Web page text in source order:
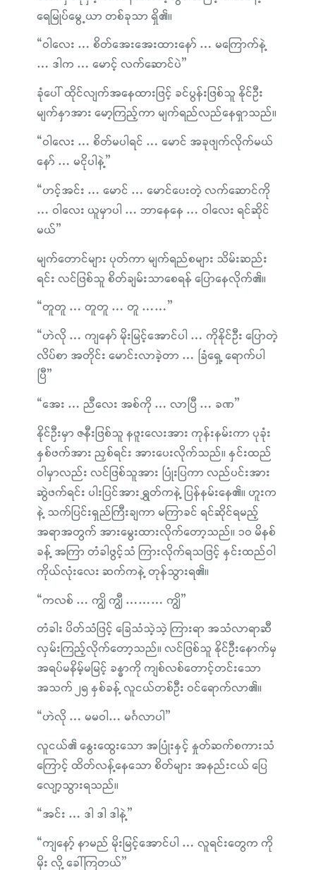
ရေမြုပ်မွေ့ယာ တစ်ခုသာ ရှိ၏။
“ဝါလေး … စိတ်အေးအေးထားနော် … မကြောက်နဲ့
… ဒါက … မောင့် လက်ဆောင်ပဲ”
ခုံပေါ် ထိုင်လျက်အနေထားဖြင့် ခင်ပွန်းဖြစ်သူ နိုင်ဦး
မျက်နှာအား မော့ကြည့်ကာ မျက်ရည်လည်နေရှာသည်။
“ဝါလေး … စိတ်မပါရင် … မောင် အခုဖျက်လိုက်မယ်
နော် … မငိုပါနဲ့”
“ဟင့်အင်း … မောင် … မောင်ပေးတဲ့ လက်ဆောင်ကို
… ဝါလေး ယူမှာပါ … ဘာနေနေ … ဝါလေး ရင်ဆိုင်
မယ်”
မျက်တောင်များ ပုတ်ကာ မျက်ရည်စများ သိမ်းဆည်း
ရင်း လင်ဖြစ်သူ စိတ်ချမ်းသာစေရန် ပြောနေလိုက်၏။
“တူတူ … တူတူ … တူ ……”
“ဟဲလို … ကျနော် မိုးမြင့်အောင်ပါ … ကိုနိုင်ဦး ပြောတဲ့
လိပ်စာ အတိုင်း မောင်းလာခဲ့တာ … ခြံရှေ့ ရောက်ပါ
ပြီ”
“အေး … ညီလေး အစ်ကို … လာပြီ … ခဏ”
နိုင်ဦးမှာ ဇနီးဖြစ်သူ နဖူးလေးအား ကုန်းနမ်းကာ ပုခုံး
နှစ်ဖက်အား ညှစ်ရင်း အားပေးလိုက်သည်။ နှင်းထည်
ဝါမှာလည်း လင်ဖြစ်သူအား ပြုံးပြကာ လည်ပင်းအား
ဆွဲဖက်ရင်း ပါးပြင်အား ရွှတ်ကနဲ့ ပြန်နမ်းနေ၏။ ဟူးက
နဲ့ သက်ပြင်းရှည်ကြီးချကာ မကြာခင် ရင်ဆိုင်ရမည့်
အရာအတွက် အားမွေးထားလိုက်တော့သည်။ ၁၀ မိနစ်
ခန့် အကြာ တံခါဖွင့်သံ ကြားလိုက်ရသဖြင့် နှင်းထည်ဝါ
ကိုယ်လုံးလေး ဆက်ကနဲ့ တုန်သွားရ၏။
“ကလစ် … ကျွိ ကျွီ ……… ကျွိ”
တံခါး ပိတ်သံဖြင့် ခြေသံသဲ့သဲ့ ကြားရာ အသံလာရာဆီ
လှမ်းကြည့်လိုက်တော့သည်။ လင်ဖြစ်သူ နိုင်ဦးနောက်မှ
အရပ်မနိမ့်မမြင့် ခန္ဓာကို ကျစ်လစ်တောင့်တင်းသော
အသက် ၂၅ နှစ်ခန့် လူငယ်တစ်ဦး ဝင်ရောက်လာ၏။
“ဟဲလို … မမဝါ… မင်္ဂလာပါ”
လူငယ်၏ နွေးထွေးသော အပြုံးနှင့် နှုတ်ဆက်စကားသံ
ကြောင့် ထိတ်လန့်နေသော စိတ်များ အနည်းငယ် ပြေ
လျော့သွားရသည်။
“အင်း … ဒါ ဒါ ဒါနဲ့”
“ကျနော့် နာမည် မိုးမြင့်အောင်ပါ … လူရင်းတွေက ကို
မိုး လို့ ခေါ်ကြတယ်”